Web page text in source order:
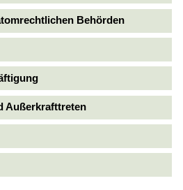
Behörden
Außerkrafttreten